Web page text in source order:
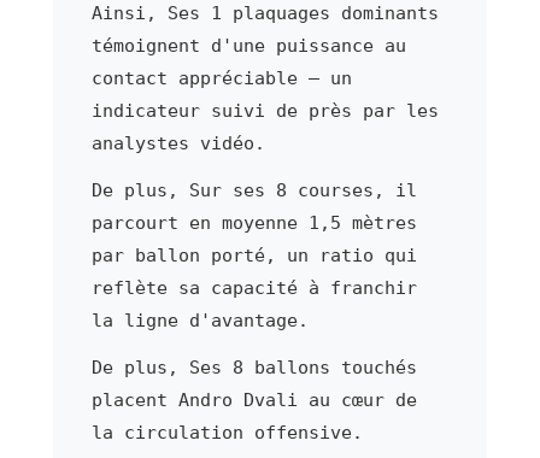
Ainsi, Ses 1 plaquages dominants
témoignent d'une puissance au
contact appréciable — un
indicateur suivi de près par les
analystes vidéo.
De plus, Sur ses 8 courses, il
parcourt en moyenne 1,5 mètres
par ballon porté, un ratio qui
reflète sa capacité à franchir
la ligne d'avantage.
De plus, Ses 8 ballons touchés
placent Andro Dvali au cœur de
la circulation offensive.